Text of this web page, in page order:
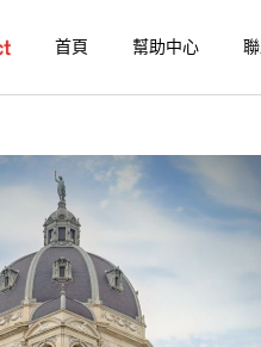
首頁 幫助中心
套餐
使用 Billion
[33 國] 常見問